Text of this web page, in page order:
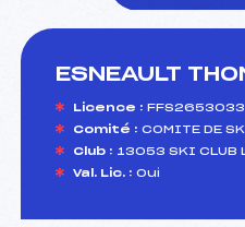
ESNEAULT
Licence : FFS2653033
Comité : COMITE DE
Club : 13053 SKI CLUB
Val. Lic. : Oui